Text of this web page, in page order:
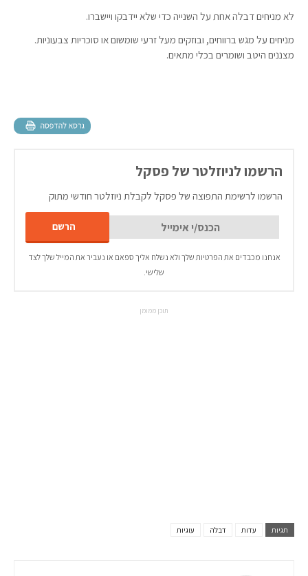
לא מניחים דבלה אחת על השנייה כדי שלא יידבקו ויישברו.
מניחים על מגש ברווחים, ובוזקים מעל זרעי שומשום או סוכריות צבעוניות.
מצננים היטב ושומרים בכלי מתאים.
הרשמו לניוזלטר של פסקל
הרשמו לרשימת התפוצה של פסקל לקבלת ניוזלטר חודשי מתוק
אנחנו מכבדים את הפרטיות שלך ולא נשלח אליך ספאם או נעביר את המייל שלך לצד
שלישי.
תוכן ממומן
תגיות עדות דבלה עוגיות